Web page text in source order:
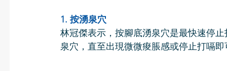
1. 按湧泉穴
林冠傑表示，按腳底湧泉穴是最快速停
泉穴，直至出現微微痠脹感或停止打嗝即